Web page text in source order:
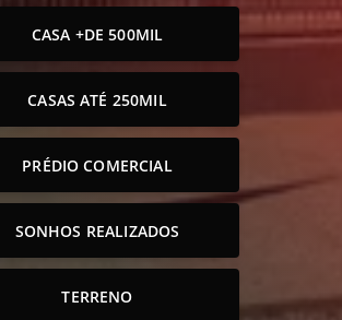
CASA +DE 500MIL
CASAS ATÉ 250MIL
PRÉDIO COMERCIAL
SONHOS REALIZADOS
TERRENO